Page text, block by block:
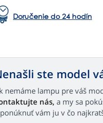
Doručenie do 24 hodín
ste model
nemáme lampu pre váš
nás, a my sa
vám ju v čo